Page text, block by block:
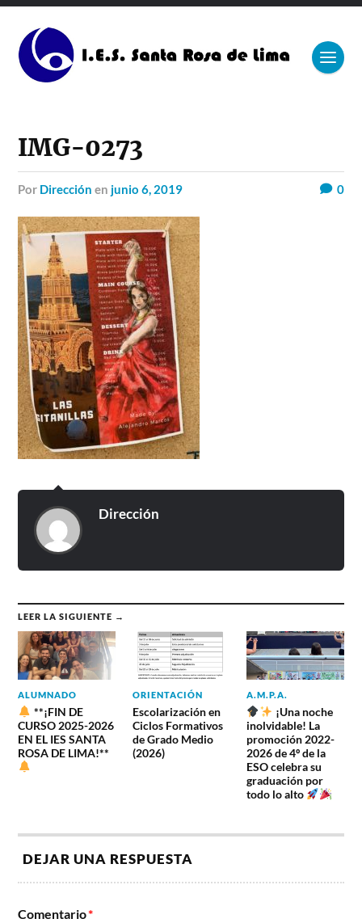
IMG-0273
por Dirección en junio 6, 2019 0
Dirección
LEER LA SIGUIENTE →
ALUMNADO
**¡FIN DE
CURSO 2025-2026
EN EL IES SANTA
ROSA DE LIMA!**
ORIENTACIÓN
Escolarización en
Ciclos Formativos
de Grado Medio
(2026)
A.M.P.A.
¡Una noche
inolvidable! La
promoción 2022-
2026 de 4º de la
ESO celebra su
graduación por
todo lo alto
DEJAR UNA RESPUESTA
Comentario*